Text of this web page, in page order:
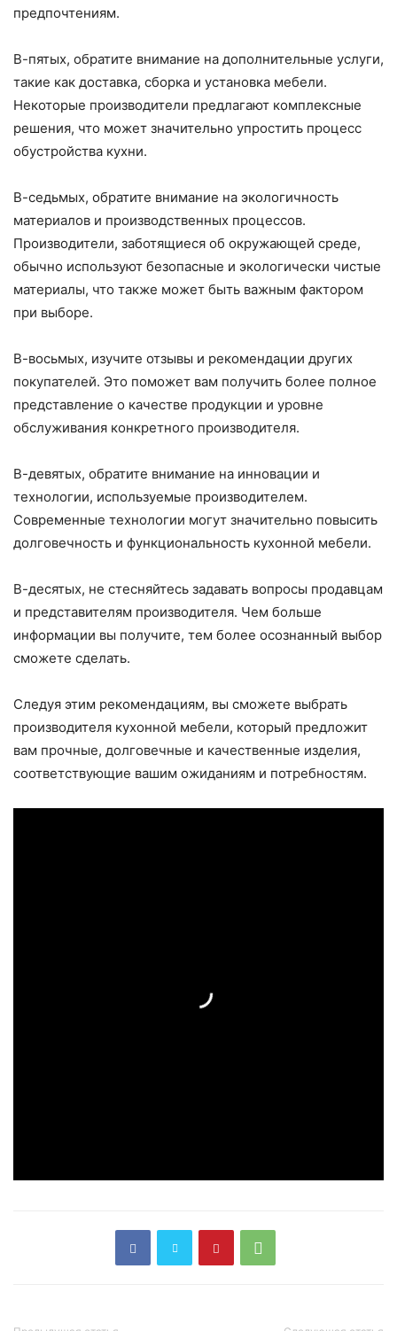
предпочтениям.
В-пятых, обратите внимание на дополнительные услуги,
такие как доставка, сборка и установка мебели.
Некоторые производители предлагают комплексные
решения, что может значительно упростить процесс
обустройства кухни.
В-седьмых, обратите внимание на экологичность
материалов и производственных процессов.
Производители, заботящиеся об окружающей среде,
обычно используют безопасные и экологически чистые
материалы, что также может быть важным фактором
при выборе.
В-восьмых, изучите отзывы и рекомендации других
покупателей. Это поможет вам получить более полное
представление о качестве продукции и уровне
обслуживания конкретного производителя.
В-девятых, обратите внимание на инновации и
технологии, используемые производителем.
Современные технологии могут значительно повысить
долговечность и функциональность кухонной мебели.
В-десятых, не стесняйтесь задавать вопросы продавцам
и представителям производителя. Чем больше
информации вы получите, тем более осознанный выбор
сможете сделать.
Следуя этим рекомендациям, вы сможете выбрать
производителя кухонной мебели, который предложит
вам прочные, долговечные и качественные изделия,
соответствующие вашим ожиданиям и потребностям.